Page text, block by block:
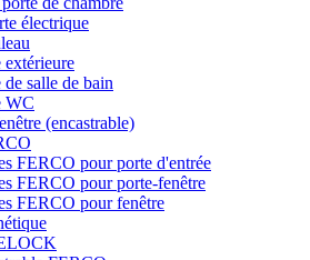
électrique
extérieure
de salle de bain
WC
(encastrable)
FERCO pour porte d'entrée
FERCO pour porte-fenêtre
FERCO pour fenêtre